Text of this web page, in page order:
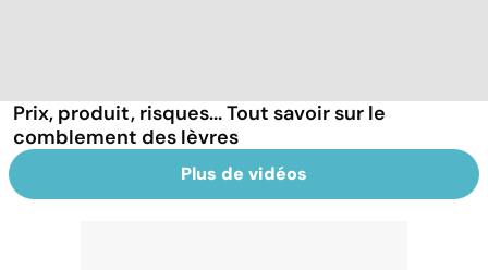
Prix, produit, risques... Tout savoir sur le
comblement des lèvres
Plus de vidéos